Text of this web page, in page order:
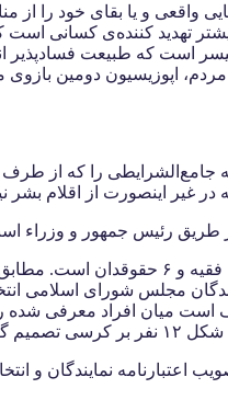
واقعی و یا بقای خود
تهدید کننده‌ی کسانی
است که طبیعت فسادپذیر
مردم، اپوزیسیون دومین
را که از
در غیر اینصورت از اقلام
طریق رئیس جمهور و وزراء
مجلس شورای اسلامی
میان افراد معرفی شده
است.)
اعتبارنامه نمایندگان و